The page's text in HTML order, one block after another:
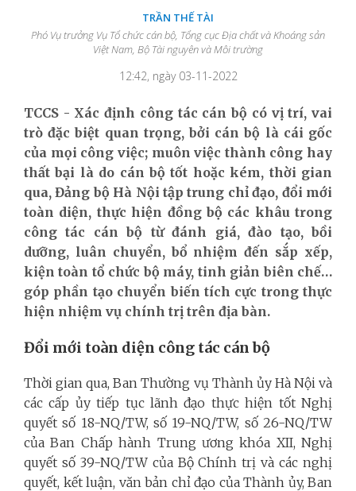
TRẦN THẾ TÀI
Phó Vụ trưởng Vụ Tổ chức cán bộ, Tổng cục Địa chất và Khoáng sản
Việt Nam, Bộ Tài nguyên và Môi trường
12:42, ngày 03-11-2022
TCCS - Xác định công tác cán bộ có vị trí, vai
trò đặc biệt quan trọng, bởi cán bộ là cái gốc
của mọi công việc; muôn việc thành công hay
thất bại là do cán bộ tốt hoặc kém, thời gian
qua, Đảng bộ Hà Nội tập trung chỉ đạo, đổi mới
toàn diện, thực hiện đồng bộ các khâu trong
công tác cán bộ từ đánh giá, đào tạo, bồi
dưỡng, luân chuyển, bổ nhiệm đến sắp xếp,
kiện toàn tổ chức bộ máy, tinh giản biên chế…
góp phần tạo chuyển biến tích cực trong thực
hiện nhiệm vụ chính trị trên địa bàn.
Đổi mới toàn diện công tác cán bộ
Thời gian qua, Ban Thường vụ Thành ủy Hà Nội và
các cấp ủy tiếp tục lãnh đạo thực hiện tốt Nghị
quyết số 18-NQ/TW, số 19-NQ/TW, số 26-NQ/TW
của Ban Chấp hành Trung ương khóa XII, Nghị
quyết số 39-NQ/TW của Bộ Chính trị và các nghị
quyết, kết luận, văn bản chỉ đạo của Thành ủy, Ban